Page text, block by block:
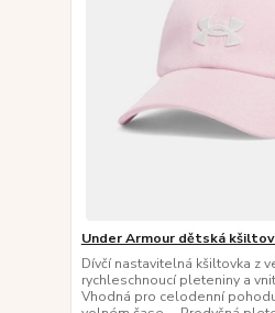
Under Armour dětská
Dívčí nastavitelná kšiltovka z
rychleschnoucí pleteniny a
Vhodná pro celodenní